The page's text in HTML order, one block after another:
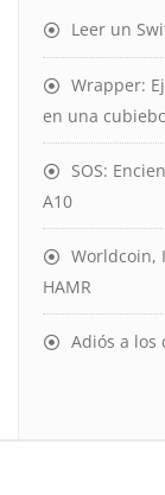
Leer un
Wrapper:
en una
SOS:
A10
Worldcoin,
HAMR
Adiós a los